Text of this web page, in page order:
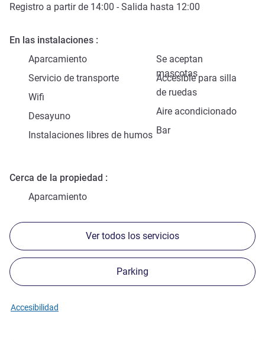
Registro a partir de 14:00 - Salida hasta 12:00
En las instalaciones
Aparcamiento
Se aceptan
mascotas
Servicio de transporte
Accesible para silla
de ruedas
Wifi
Aire acondicionado
Desayuno
Bar
Instalaciones libres de humos
Cerca de la propiedad
Aparcamiento
Ver todos los servicios
Parking
Accesibilidad